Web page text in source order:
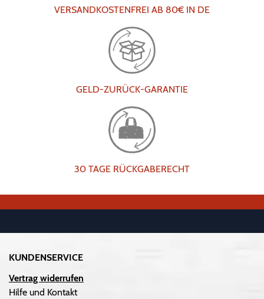
VERSANDKOSTENFREI AB 80€ IN DE
GELD-ZURÜCK-GARANTIE
30 TAGE RÜCKGABERECHT
KUNDENSERVICE
Vertrag widerrufen
Hilfe und Kontakt